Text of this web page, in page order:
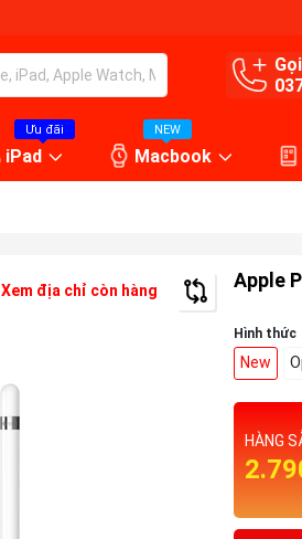
Ưu đãi
iPad
NEW
Macbook
Xem địa chỉ còn hàng Apple
Hình thức
New
HÀNG